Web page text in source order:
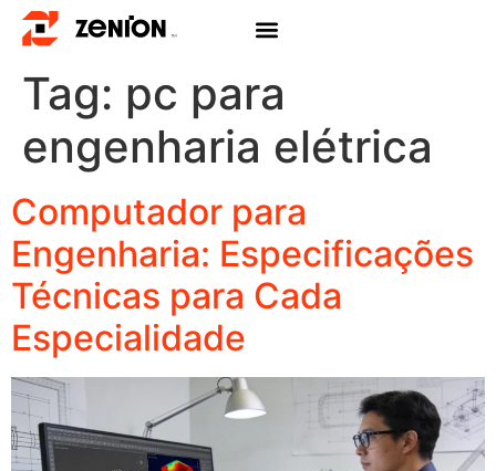
Tag: pc para
engenharia elétrica
Computador para
Engenharia: Especificações
Técnicas para Cada
Especialidade